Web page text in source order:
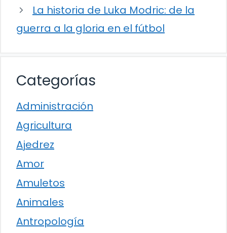
La historia de Luka Modric: de la
guerra a la gloria en el fútbol
Categorías
Administración
Agricultura
Ajedrez
Amor
Amuletos
Animales
Antropología